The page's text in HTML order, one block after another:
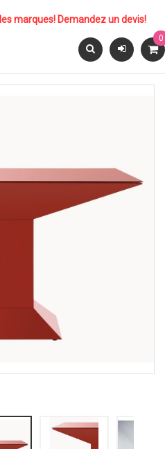
marques! Demandez un devis!
0